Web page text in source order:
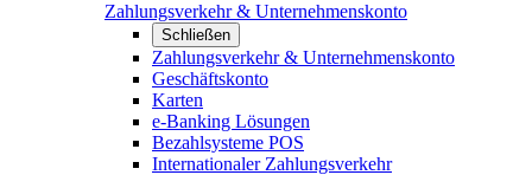
Zahlungsverkehr & Unternehmenskonto
Schließen
Zahlungsverkehr & Unternehmenskonto
Geschäftskonto
Karten
e-Banking Lösungen
Bezahlsysteme POS
Internationaler Zahlungsverkehr